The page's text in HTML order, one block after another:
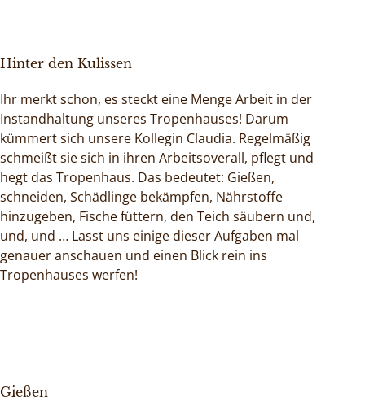
Hinter den Kulissen
Ihr merkt schon, es steckt eine Menge Arbeit in der
Instandhaltung unseres Tropenhauses! Darum
kümmert sich unsere Kollegin Claudia. Regelmäßig
schmeißt sie sich in ihren Arbeitsoverall, pflegt und
hegt das Tropenhaus. Das bedeutet: Gießen,
schneiden, Schädlinge bekämpfen, Nährstoffe
hinzugeben, Fische füttern, den Teich säubern und,
und, und … Lasst uns einige dieser Aufgaben mal
genauer anschauen und einen Blick rein ins
Tropenhauses werfen!
Gießen